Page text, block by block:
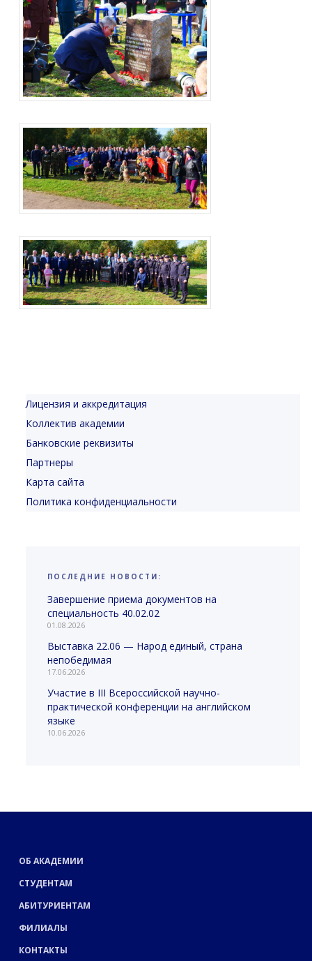
Лицензия и аккредитация
Коллектив академии
Банковские реквизиты
Партнеры
Карта сайта
Политика конфиденциальности
ПОСЛЕДНИЕ НОВОСТИ:
Завершение приема документов на
специальность 40.02.02
01.08.2026
Выставка 22.06 — Народ единый, страна
непобедимая
17.06.2026
Участие в III Всероссийской научно-
практической конференции на английском
языке
10.06.2026
ОБ АКАДЕМИИ
СТУДЕНТАМ
АБИТУРИЕНТАМ
ФИЛИАЛЫ
КОНТАКТЫ